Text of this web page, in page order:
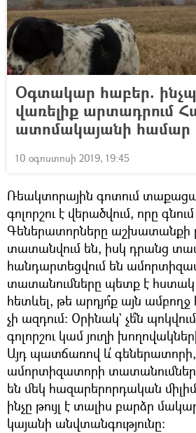
Օգտակար հաբեր.
վառելիք արտադրում
ատոմակայանի համար
10 օգոստոսի 2019, 19:45
Ռեակտորային գոտում
գոլորշու է վերածվում, որը
Գեներատորները աշխատանքի
տատանվում են, իսկ դրանց
հանդարտեցվում են
տատանումները պետք է հստակ
հետևել, թե արդյո՞ք այն
չի ազդում։ Օրինակ` չե՞ն
գոլորշու կամ յուղի
Այդ պատճառով և՛ գեներատորի,
ամորտիզատորի
են մեկ հազարերորդական
ինչը թույլ է տալիս բարձր
կայանի անվտանգությունը։